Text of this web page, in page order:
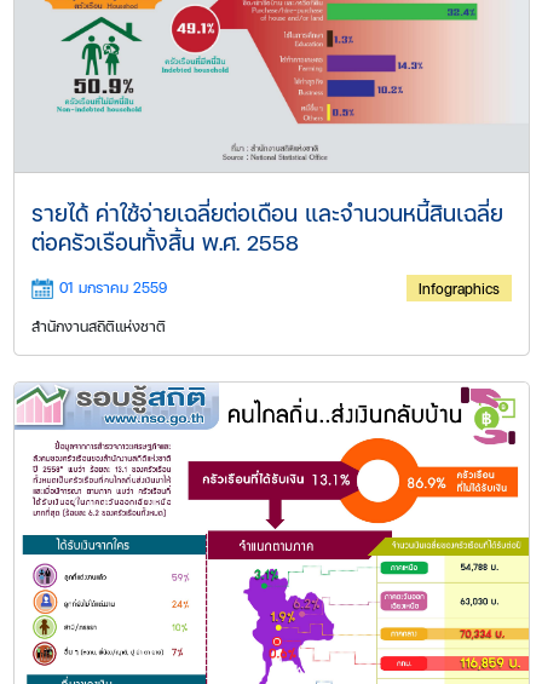
รายได้ ค่าใช้จ่ายเฉลี่ยต่อเดือน และจำนวนหนี้สินเฉลี่ย
ต่อครัวเรือนทั้งสิ้น พ.ศ. 2558
01 มกราคม 2559
Infographics
สำนักงานสถิติแห่งชาติ